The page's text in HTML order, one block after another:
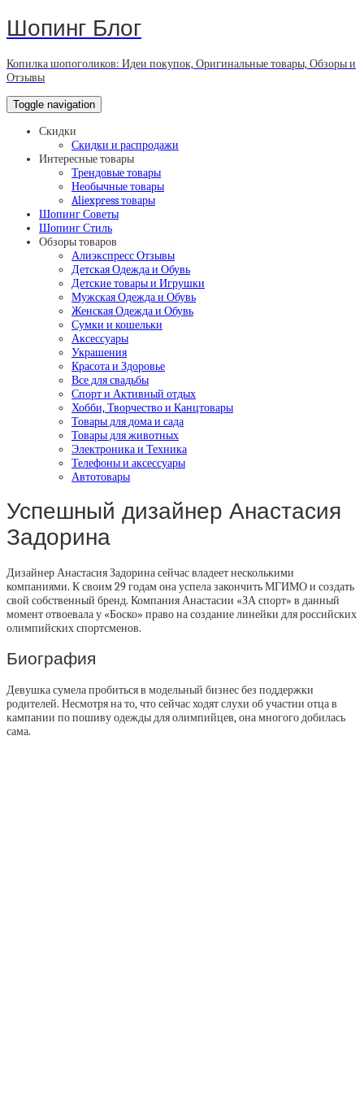
Шопинг Блог
Копилка шопоголиков: Идеи покупок, Оригинальные товары, Обзоры и
Отзывы
Toggle navigation
Скидки
Скидки и распродажи
Интересные товары
Трендовые товары
Необычные товары
Aliexpress товары
Шопинг Советы
Шопинг Стиль
Обзоры товаров
Алиэкспресс Отзывы
Детская Одежда и Обувь
Детские товары и Игрушки
Мужская Одежда и Обувь
Женская Одежда и Обувь
Сумки и кошельки
Аксессуары
Украшения
Красота и Здоровье
Все для свадьбы
Спорт и Активный отдых
Хобби, Творчество и Канцтовары
Товары для дома и сада
Товары для животных
Электроника и Техника
Телефоны и аксессуары
Автотовары
Успешный дизайнер Анастасия
Задорина
Дизайнер Анастасия Задорина сейчас владеет несколькими
компаниями. К своим 29 годам она успела закончить МГИМО и создать
свой собственный бренд. Компания Анастасии «ЗА спорт» в данный
момент отвоевала у «Боско» право на создание линейки для российских
олимпийских спортсменов.
Биография
Девушка сумела пробиться в модельный бизнес без поддержки
родителей. Несмотря на то, что сейчас ходят слухи об участии отца в
кампании по пошиву одежды для олимпийцев, она многого добилась
сама.